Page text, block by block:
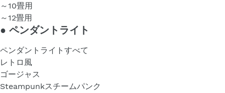
～10畳用
～12畳用
● ペンダントライト
ペンダントライトすべて
レトロ風
ゴージャス
Steampunkスチームパンク